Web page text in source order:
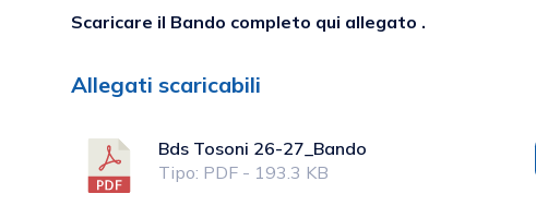
Scaricare il Bando completo qui allegato .
Allegati scaricabili
Bds Tosoni 26-27_Bando
Tipo: PDF - 193.3 KB